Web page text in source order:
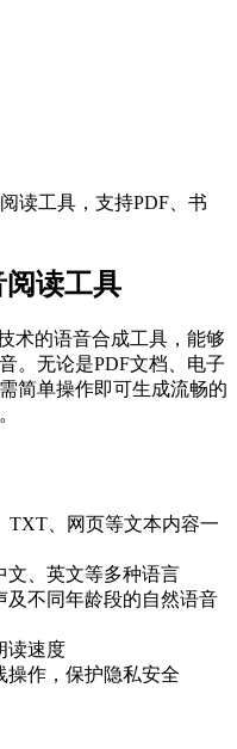
读工具，支持PDF、书
阅读工具
术的语音合成工具，能够
。无论是PDF文档、电子
简单操作即可生成流畅的
TXT、网页等文本内容一
文、英文等多种语言
及不同年龄段的自然语音
读速度
操作，保护隐私安全